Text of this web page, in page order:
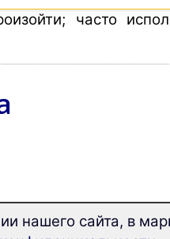
часто
нашего сайта, в